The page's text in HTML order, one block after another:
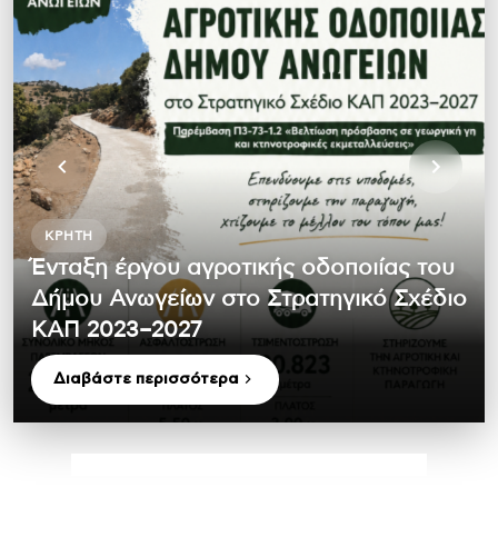
ΚΡΉΤΗ
Ένταξη έργου αγροτικής οδοποιίας του
Δήμου Ανωγείων στο Στρατηγικό Σχέδιο
ΚΑΠ 2023–2027
Διαβάστε περισσότερα